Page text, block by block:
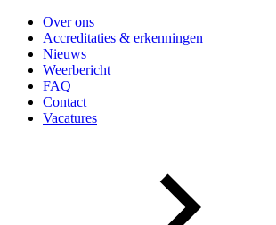
Over ons
Accreditaties & erkenningen
Nieuws
Weerbericht
FAQ
Contact
Vacatures